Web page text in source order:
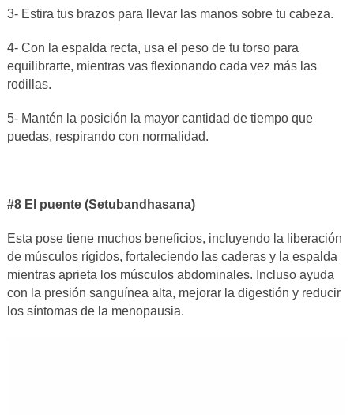
3- Estira tus brazos para llevar las manos sobre tu cabeza.
4- Con la espalda recta, usa el peso de tu torso para
equilibrarte, mientras vas flexionando cada vez más las
rodillas.
5- Mantén la posición la mayor cantidad de tiempo que
puedas, respirando con normalidad.
#8 El puente (Setubandhasana)
Esta pose tiene muchos beneficios, incluyendo la liberación
de músculos rígidos, fortaleciendo las caderas y la espalda
mientras aprieta los músculos abdominales. Incluso ayuda
con la presión sanguínea alta, mejorar la digestión y reducir
los síntomas de la menopausia.